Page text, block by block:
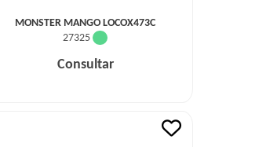
MONSTER MANGO LOCOX473C
27325
Consultar